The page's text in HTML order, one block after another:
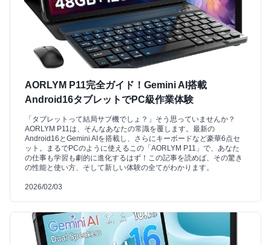
AORLYM P11完全ガイド！Gemini AI搭載
Android16タブレットでPC級作業体験
「タブレットって結局サブ機でしょ？」そう思っていませんか？
AORLYM P11は、そんなあなたの常識を覆します。最新の
Android16とGemini AIを搭載し、さらにキーボードなど豪華6点セ
ット。まるでPCのように使えるこの「AORLYM P11」で、あなた
の仕事も学習も劇的に進化するはず！この記事を読めば、その驚き
の性能と使い方、そして新しい体験の全てがわかります。
2026/02/03